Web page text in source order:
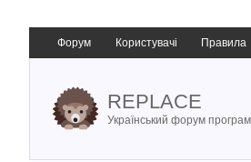
Форум Користувачі Правила
REPLACE
Український форум